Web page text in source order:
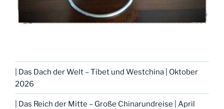
| Das Dach der Welt – Tibet und Westchina | Oktober
2026
| Das Reich der Mitte – Große Chinarundreise | April